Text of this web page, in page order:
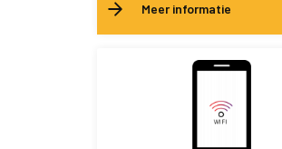
Meer informatie